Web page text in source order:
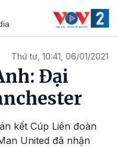
Thứ tư, 10:41, 06/01/2021
Đại
kết Cúp Liên đoàn
United đã nhận